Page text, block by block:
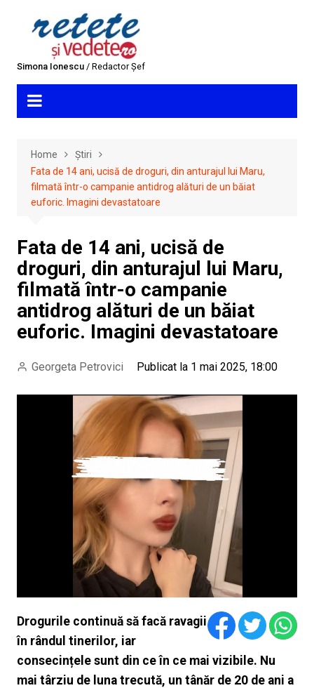
Simona Ionescu/ Redactor Șef
Home
Știri
Fata de 14 ani, ucisă de droguri, din anturajul lui Maru,
filmată într-o campanie antidrog alături de un băiat
euforic. Imagini devastatoare
Fata de 14 ani, ucisă de
droguri, din anturajul lui Maru,
filmată într-o campanie
antidrog alături de un băiat
euforic. Imagini devastatoare
Georgeta Petrovici Publicat la 1 mai 2025, 18:00
Drogurile continuă să facă ravagii
în rândul tinerilor, iar
consecințele sunt din ce în ce mai vizibile. Nu
mai târziu de luna trecută, un tânăr de 20 de ani a